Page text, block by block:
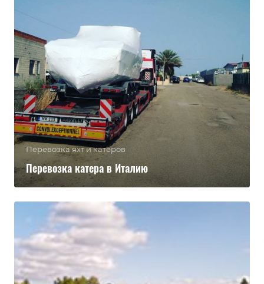
Перевозка яхт и катеров
Перевозка катера в Италию